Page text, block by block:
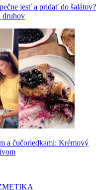
jesť a pridať do šalátov?
druhov
a čučoriedkami: Krémový